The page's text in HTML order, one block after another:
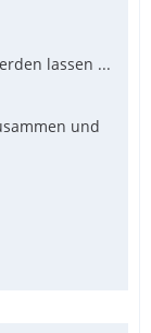
lassen ...
und